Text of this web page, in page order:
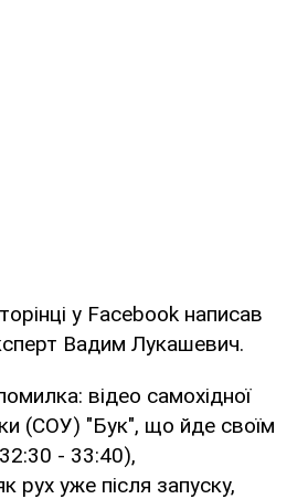
у Facebook написав
Вадим Лукашевич.
відео самохідної
(СОУ) "Бук", що йде своїм
- 33:40),
рух уже після запуску,